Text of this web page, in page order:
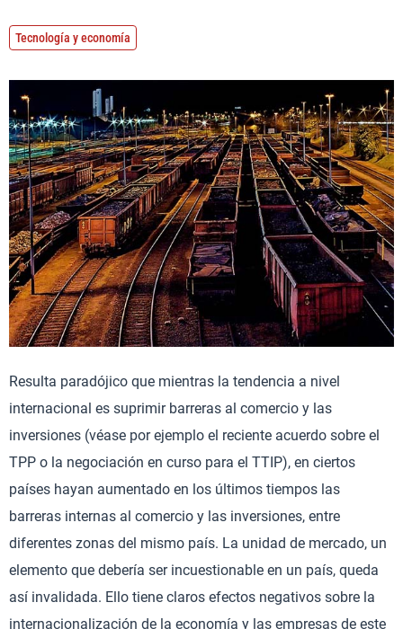
Tecnología y economía
Resulta paradójico que mientras la tendencia a nivel
internacional es suprimir barreras al comercio y las
inversiones (véase por ejemplo el reciente acuerdo sobre el
TPP o la negociación en curso para el TTIP), en ciertos
países hayan aumentado en los últimos tiempos las
barreras internas al comercio y las inversiones, entre
diferentes zonas del mismo país. La unidad de mercado, un
elemento que debería ser incuestionable en un país, queda
así invalidada. Ello tiene claros efectos negativos sobre la
internacionalización de la economía y las empresas de este